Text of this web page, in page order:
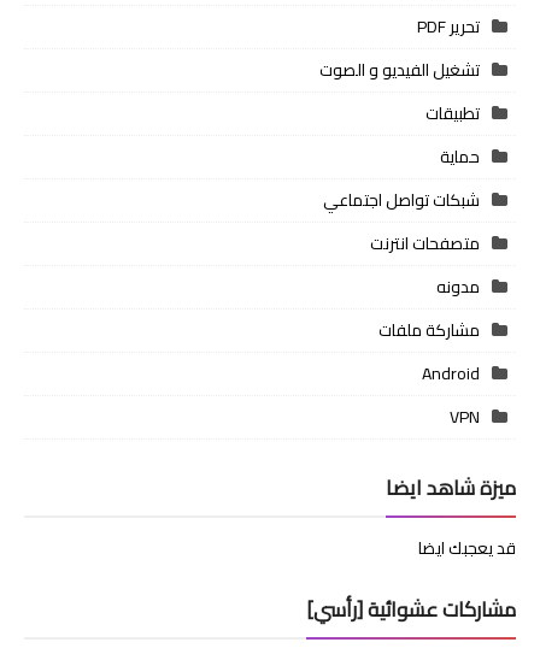
تحرير PDF
تشغيل الفيديو و الصوت
تطبيقات
حماية
شبكات تواصل اجتماعي
متصفحات انترنت
مدونه
مشاركة ملفات
Android
VPN
ميزة شاهد ايضا
قد يعجبك ايضا
مشاركات عشوائية [رأسي]